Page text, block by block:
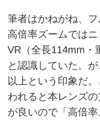
筆者はかねがね、
高倍率ズームでは
VR（全長114mm・
と認識していた。
以上という印象だ
われると本レンズ
が良いので「高倍